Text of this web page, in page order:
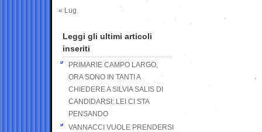
« Lug
Leggi gli ultimi articoli
inseriti
PRIMARIE CAMPO LARGO,
ORA SONO IN TANTI A
CHIEDERE A SILVIA SALIS DI
CANDIDARSI: LEI CI STA
PENSANDO
VANNACCI VUOLE PRENDERSI